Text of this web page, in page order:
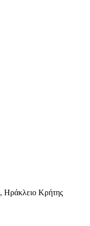
, Ηράκλειο Κρήτης